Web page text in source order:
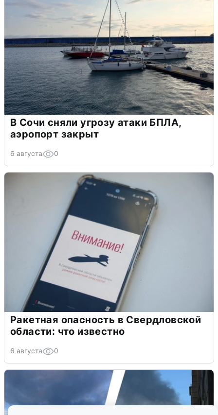
В Сочи сняли угрозу атаки БПЛА,
аэропорт закрыт
6 августа 0
Ракетная опасность в Свердловской
области: что известно
6 августа 0